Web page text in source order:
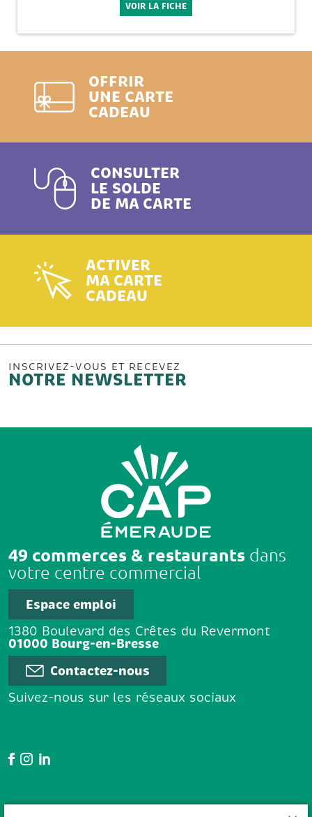
VOIR LA FICHE
OFFRIR
UNE CARTE
CADEAU
CONSULTER
LE SOLDE
DE MA CARTE
ACTIVER
MA CARTE
CADEAU
INSCRIVEZ-VOUS ET RECEVEZ
NOTRE NEWSLETTER
49 commerces & restaurants dans
votre centre commercial
Espace emploi
1380 Boulevard des Crêtes du Revermont
01000 Bourg-en-Bresse
Contactez-nous
Suivez-nous sur les réseaux sociaux